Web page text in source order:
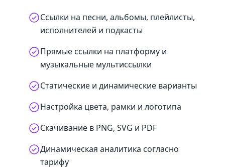
Ссылки на песни, альбомы, плейлисты,
исполнителей и подкасты
Прямые ссылки на платформу и
музыкальные мультиссылки
Статические и динамические варианты
Настройка цвета, рамки и логотипа
Скачивание в PNG, SVG и PDF
Динамическая аналитика согласно
тарифу